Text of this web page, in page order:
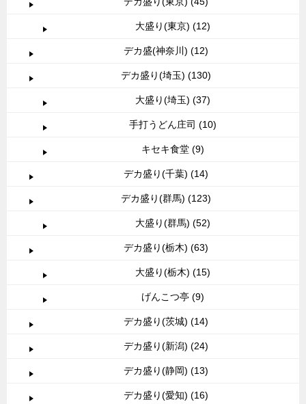
大盛り(東京) (12)
デカ盛(神奈川) (12)
デカ盛り(埼玉) (130)
大盛り(埼玉) (37)
手打うどん庄司 (10)
キセキ食堂 (9)
デカ盛り(千葉) (14)
デカ盛り(群馬) (123)
大盛り(群馬) (52)
デカ盛り(栃木) (63)
大盛り(栃木) (15)
げんこつ亭 (9)
デカ盛り(茨城) (14)
デカ盛り(新潟) (24)
デカ盛り(静岡) (13)
デカ盛り(愛知) (16)